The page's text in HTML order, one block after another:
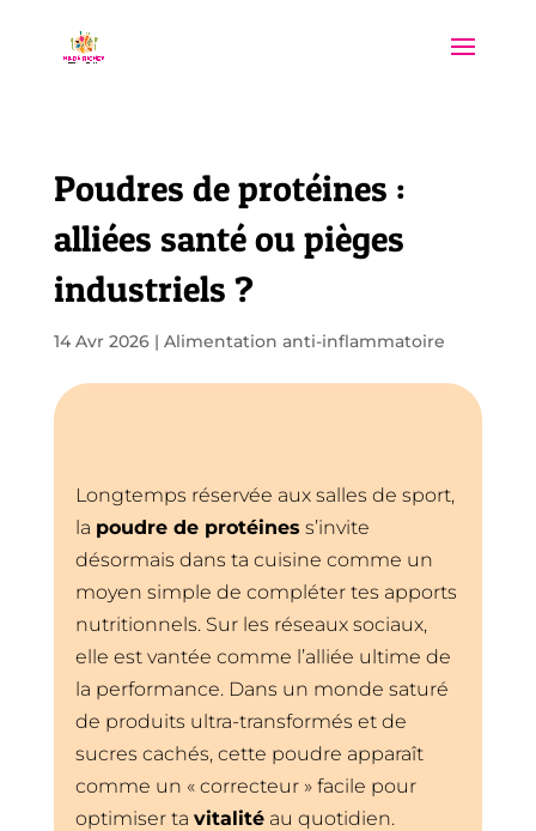
Poudres de protéines :
alliées santé ou pièges
industriels ?
14 Avr 2026| Alimentation anti-inflammatoire
Longtemps réservée aux salles de sport,
la poudre de protéines s’invite
désormais dans ta cuisine comme un
moyen simple de compléter tes apports
nutritionnels. Sur les réseaux sociaux,
elle est vantée comme l’alliée ultime de
la performance. Dans un monde saturé
de produits ultra-transformés et de
sucres cachés, cette poudre apparaît
comme un « correcteur » facile pour
optimiser ta vitalitéau quotidien.